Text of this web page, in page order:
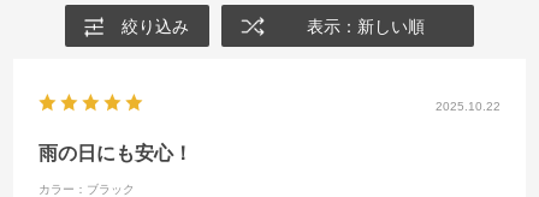
絞り込み 表示：新しい順
2025.10.22
雨の日にも安心！
カラー：ブラック